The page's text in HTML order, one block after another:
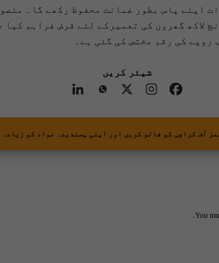
اپنے پاس بطور ضمانت محفوظ رکھے گا۔
لاکھ گھروں کی تعمیرکے لئے قرض فراہم کیا
شیئر کریں
آف کراچی کو فالو کریں اور اپنی پسندیدہ مواد کو زیادہ
You